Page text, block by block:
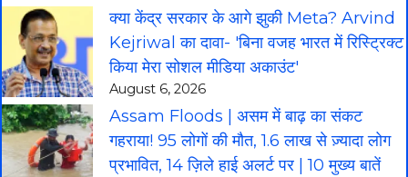
क्या केंद्र सरकार के आगे झुकी Meta? Arvind
Kejriwal का दावा- 'बिना वजह भारत में रिस्ट्रिक्ट
किया मेरा सोशल मीडिया अकाउंट'
August 6, 2026
Assam Floods | असम में बाढ़ का संकट
गहराया! 95 लोगों की मौत, 1.6 लाख से ज़्यादा लोग
प्रभावित, 14 ज़िले हाई अलर्ट पर | 10 मुख्य बातें